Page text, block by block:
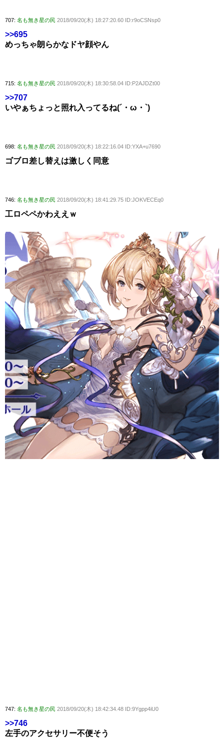
707: 名も無き星の民 2018/09/20(木) 18:27:20.60 ID:r9oCSNsp0
>>695
めっちゃ朗らかなドヤ顔やん
715: 名も無き星の民 2018/09/20(木) 18:30:58.04 ID:P2AJDZt00
>>707
いやぁちょっと照れ入ってるね(´・ω・`)
698: 名も無き星の民 2018/09/20(木) 18:22:16.04 ID:YXA+u7690
ゴブロ差し替えは激しく同意
746: 名も無き星の民 2018/09/20(木) 18:41:29.75 ID:JOKVECEq0
工ロペペかわええｗ
747: 名も無き星の民 2018/09/20(木) 18:42:34.48 ID:9Ygpp4iU0
>>746
左手のアクセサリー不便そう